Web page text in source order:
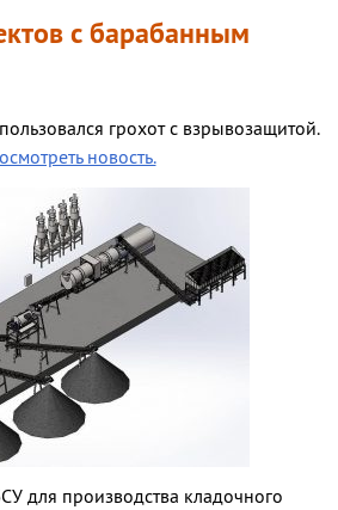
с барабанным
грохот с взрывозащитой.
новость.
для производства кладочного